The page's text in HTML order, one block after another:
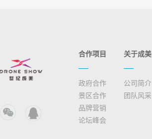
合作项目
政府合作
景区合作
品牌营销
论坛峰会
关于成美
公司简介
团队风采